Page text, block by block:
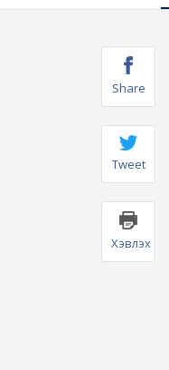
Share
Tweet
Хэвлэх